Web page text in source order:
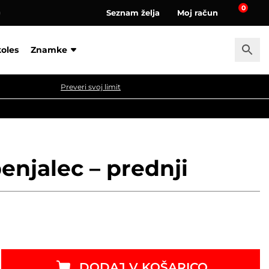
Seznam želja Moj račun 0
Znamke
Preveri svoj limit
– prednji